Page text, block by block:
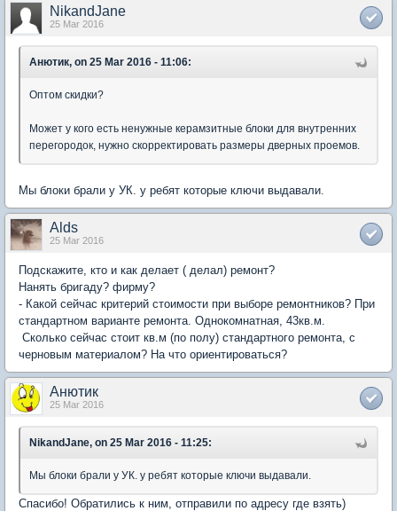
NikandJane
25 Mar 2016
Анютик, on 25 Mar 2016 - 11:06:
Оптом скидки?
Может у кого есть ненужные керамзитные блоки для внутренних
перегородок, нужно скорректировать размеры дверных проемов.
Мы блоки брали у УК. у ребят которые ключи выдавали.
Alds
25 Mar 2016
Подскажите, кто и как делает ( делал) ремонт?
Нанять бригаду? фирму?
- Какой сейчас критерий стоимости при выборе ремонтников? При
стандартном варианте ремонта. Однокомнатная, 43кв.м.
Сколько сейчас стоит кв.м (по полу) стандартного ремонта, с
черновым материалом? На что ориентироваться?
Анютик
25 Mar 2016
NikandJane, on 25 Mar 2016 - 11:25:
Мы блоки брали у УК. у ребят которые ключи выдавали.
Спасибо! Обратились к ним, отправили по адресу где взять)